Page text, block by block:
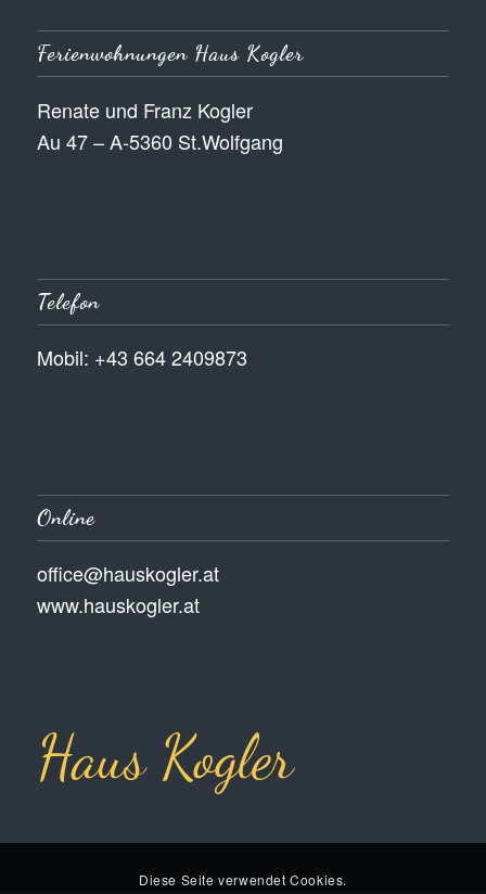
Ferienwohnungen Haus Kogler
Renate und Franz Kogler
Au 47 – A-5360 St.Wolfgang
Telefon
Mobil: +43 664 2409873
Online
office@hauskogler.at
www.hauskogler.at
Haus Kogler
Diese Seite verwendet Cookies.